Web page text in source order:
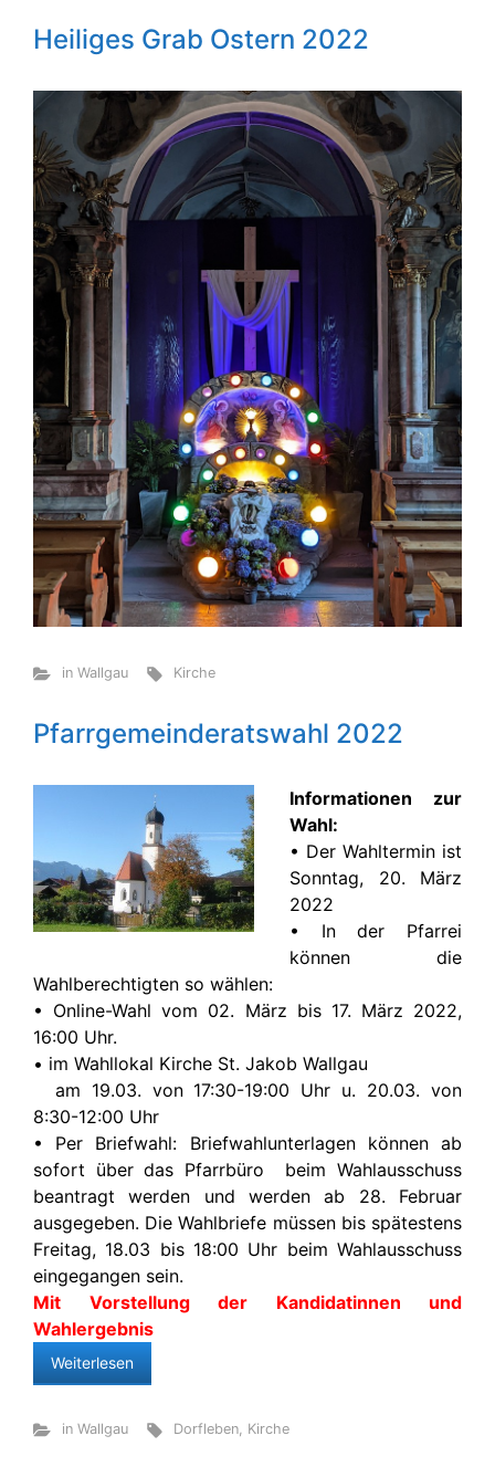
Heiliges Grab Ostern 2022
in Wallgau Kirche
Pfarrgemeinderatswahl 2022
Informationen zur
Wahl:
• Der Wahltermin ist
Sonntag, 20. März
2022
• In der Pfarrei
können die
Wahlberechtigten so wählen:
• Online-Wahl vom 02. März bis 17. März 2022,
16:00 Uhr.
• im Wahllokal Kirche St. Jakob Wallgau
am 19.03. von 17:30-19:00 Uhr u. 20.03. von
8:30-12:00 Uhr
• Per Briefwahl: Briefwahlunterlagen können ab
sofort über das Pfarrbüro beim Wahlausschuss
beantragt werden und werden ab 28. Februar
ausgegeben. Die Wahlbriefe müssen bis spätestens
Freitag, 18.03 bis 18:00 Uhr beim Wahlausschuss
eingegangen sein.
Mit Vorstellung der Kandidatinnen und
Wahlergebnis
Weiterlesen
in Wallgau Dorfleben, Kirche